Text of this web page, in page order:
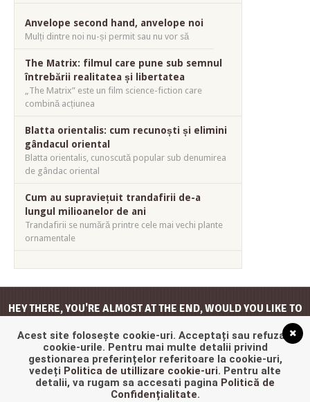
Anvelope second hand, anvelope noi
Mulți dintre noi nu-și permit sau nu vor să
The Matrix: filmul care pune sub semnul
întrebării realitatea și libertatea
„The Matrix” este un film science-fiction care
combină acțiunea
Blatta orientalis: cum recunoști și elimini
gândacul oriental
Blatta orientalis, cunoscută popular sub denumirea
de gândac oriental
Cum au supraviețuit trandafirii de-a
lungul milioanelor de ani
Trandafirii se numără printre cele mai vechi plante
ornamentale
HEY THERE, YOU'RE ALMOST AT THE END, WOULD YOU LIKE TO
Acest site folosește cookie-uri. Acceptați sau refuzați
cookie-urile. Pentru mai multe detalii privind
gestionarea preferințelor referitoare la cookie-uri,
vedeți Politica de utillizare cookie-uri. Pentru alte
detalii, va rugam sa accesati pagina Politică de
Confidențialitate.